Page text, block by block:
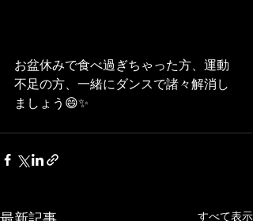
お盆休みで食べ過ぎちゃった方、運動
不足の方、一緒にダンスで諸々解消し
ましょう😄✨
すべて表示